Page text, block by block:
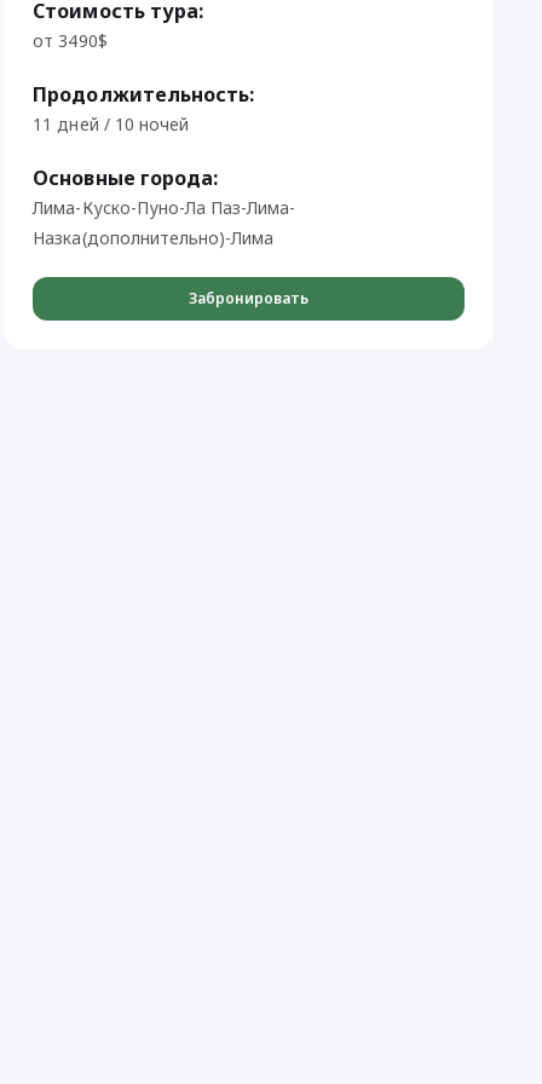
Стоимость тура:
от 3490$
Продолжительность:
11 дней / 10 ночей
Основные города:
Лима-Куско-Пуно-Ла Паз-Лима-
Назка(дополнительно)-Лима
Забронировать